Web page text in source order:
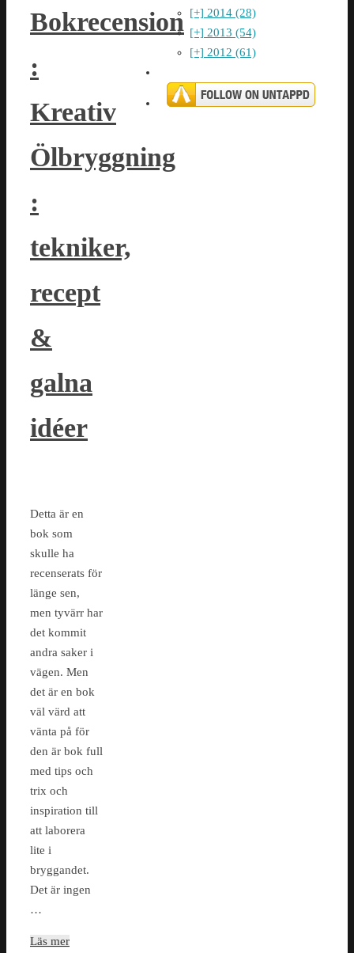
Bokrecension
:
Kreativ
Ölbryggning
:
tekniker,
recept
&
galna
idéer
Detta är en
bok som
skulle ha
recenserats för
länge sen,
men tyvärr har
det kommit
andra saker i
vägen. Men
det är en bok
väl värd att
vänta på för
den är bok full
med tips och
trix och
inspiration till
att laborera
lite i
bryggandet.
Det är ingen
…
Läs mer
[+] 2014 (28)
[+] 2013 (54)
[+] 2012 (61)